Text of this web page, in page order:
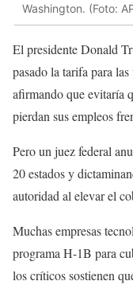
Washington. (Foto:
El presidente Donald
pasado la tarifa para
afirmando que evitaría
pierdan sus empleos
Pero un juez federal
20 estados y
autoridad al elevar el
Muchas empresas
programa H-1B para
los críticos sostienen